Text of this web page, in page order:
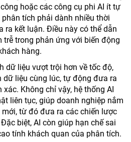
hoặc các công cụ phi AI ít tự
tích phải dành nhiều thời
ra kết luận. Điều này có thể dẫn
trễ trong phản ứng với biến động
hàng.
dữ liệu vượt trội hơn về tốc độ,
liệu cùng lúc, tự động đưa ra
Không chỉ vậy, hệ thống AI
liên tục, giúp doanh nghiệp nắm
từ đó đưa ra các chiến lược
biệt, AI còn giúp hạn chế sai
tính khách quan của phân tích.